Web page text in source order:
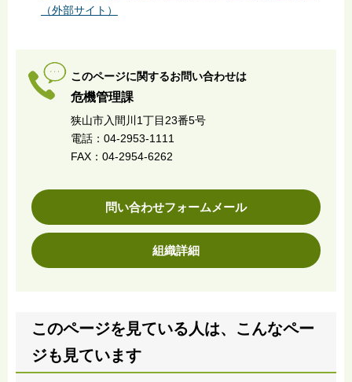
（外部サイト）
このページに関するお問い合わせは
危機管理課
狭山市入間川1丁目23番5号
電話：04-2953-1111
FAX：04-2954-6262
問い合わせフォームメール
組織詳細
このページを見ている人は、こんなペー
ジも見ています